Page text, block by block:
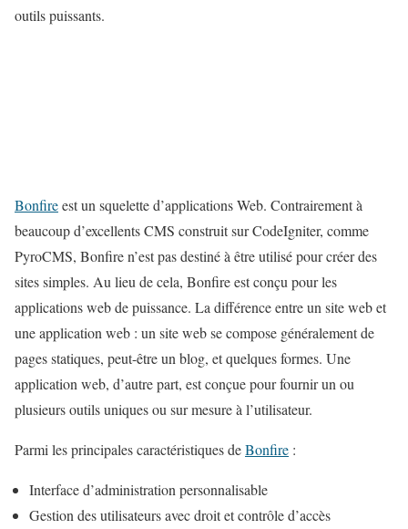
outils puissants.
Bonfireest un squelette d’applications Web. Contrairement à
beaucoup d’excellents CMS construit sur CodeIgniter, comme
PyroCMS, Bonfire n’est pas destiné à être utilisé pour créer des
sites simples. Au lieu de cela, Bonfire est conçu pour les
applications web de puissance. La différence entre un site web et
une application web : un site web se compose généralement de
pages statiques, peut-être un blog, et quelques formes. Une
application web, d’autre part, est conçue pour fournir un ou
plusieurs outils uniques ou sur mesure à l’utilisateur.
Parmi les principales caractéristiques deBonfire :
Interface d’administration personnalisable
Gestion des utilisateurs avec droit et contrôle d’accès